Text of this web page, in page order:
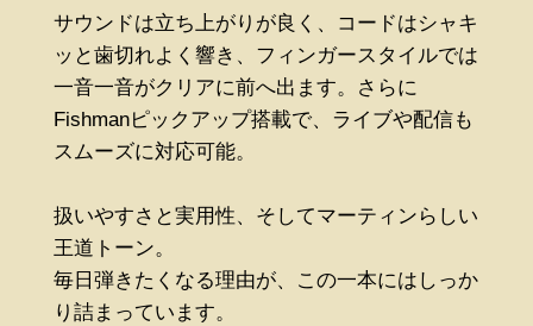
サウンドは立ち上がりが良く、コードはシャキ
ッと歯切れよく響き、フィンガースタイルでは
一音一音がクリアに前へ出ます。さらに
Fishmanピックアップ搭載で、ライブや配信も
スムーズに対応可能。
扱いやすさと実用性、そしてマーティンらしい
王道トーン。
毎日弾きたくなる理由が、この一本にはしっか
り詰まっています。